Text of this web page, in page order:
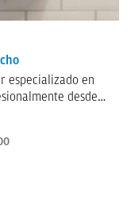
especializado en
blogs en español.